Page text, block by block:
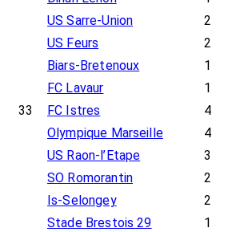
US Sarre-Union
2
US Feurs
2
Biars-Bretenoux
1
FC Lavaur
1
33
FC Istres 4
Olympique Marseille
4
US Raon-l’Etape
3
SO Romorantin
2
Is-Selongey
2
Stade Brestois 29
1